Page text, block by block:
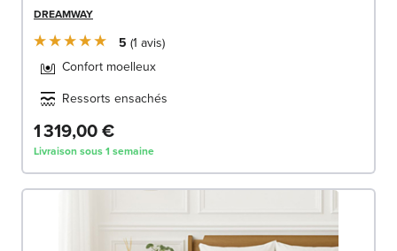
DREAMWAY
5 1 avis
Confort moelleux
Ressorts ensachés
1 319,00 €
Livraison sous 1 semaine